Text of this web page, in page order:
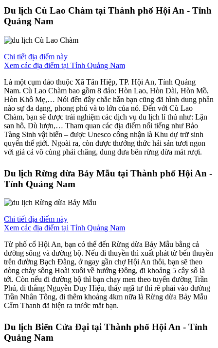
Du lịch Cù Lao Chàm tại Thành phố Hội An - Tỉnh
Quảng Nam
Chi tiết địa điểm này
Xem các địa điểm tại Tỉnh Quảng Nam
Là một cụm đảo thuộc Xã Tân Hiệp, TP. Hội An, Tỉnh Quảng
Nam. Cù Lao Chàm bao gồm 8 đảo: Hòn Lao, Hòn Dài, Hòn Mồ,
Hòn Khô Mẹ,… Nói đến đây chắc hẳn bạn cũng đã hình dung phần
nào sự đa dạng, phong phú và to lớn của nó. Đến với Cù Lao
Chàm, bạn sẽ được trải nghiệm các dịch vụ du lịch lí thú như: Lặn
san hô, Dù lượn,… Tham quan các địa điểm nổi tiếng như Bảo
Tàng Sinh vật biển – được Unesco công nhận là Khu dự trữ sinh
quyển thế giới. Ngoài ra, còn được thưởng thức hải sản tươi ngon
với giá cả vô cùng phải chăng, đung đưa bên rừng dừa mát rượi.
Du lịch Rừng dừa Bảy Mẫu tại Thành phố Hội An -
Tỉnh Quảng Nam
Chi tiết địa điểm này
Xem các địa điểm tại Tỉnh Quảng Nam
Từ phố cổ Hội An, bạn có thể đến Rừng dừa Bảy Mẫu bằng cả
đường sông và đường bộ. Nếu đi thuyền thì xuất phát từ bến thuyền
trên đường Bạch Đằng, ở ngay gần chợ Hội An thôi, bạn sẽ theo
dòng chảy sông Hoài xuôi về hướng Đông, đi khoảng 5 cây số là
tới. Còn nếu đi đường bộ thì bạn chạy men theo tuyến đường Trần
Phú, đi thẳng Nguyễn Duy Hiệu, thấy ngã tư thì rẽ phải vào đường
Trần Nhân Tông, đi thêm khoảng 4km nữa là Rừng dừa Bảy Mẫu
Cẩm Thanh đã hiện ra trước mắt bạn.
Du lịch Biển Cửa Đại tại Thành phố Hội An - Tỉnh
Quảng Nam